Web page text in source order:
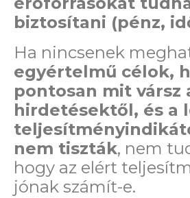
biztosítani (pénz,
Ha nincsenek
egyértelmű célok,
pontosan mit vársz
hirdetésektől, és a
nem tiszták, nem
hogy az elért
jónak számít-e.